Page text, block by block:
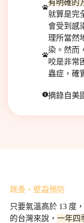
有明確的
就算是完
會受到感
理所當然
染。然而
咬是非常
蟲症，確
摘錄自美
跳蚤、壁蝨預防
只要氣溫高於 13 度
的台灣來說， 一年四